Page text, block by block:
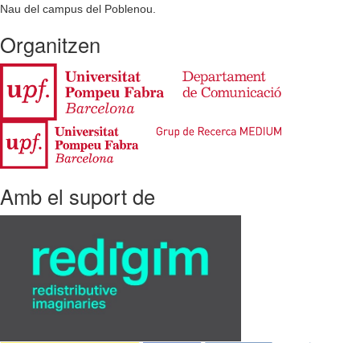
Nau del campus del Poblenou.
Organitzen
Amb el suport de